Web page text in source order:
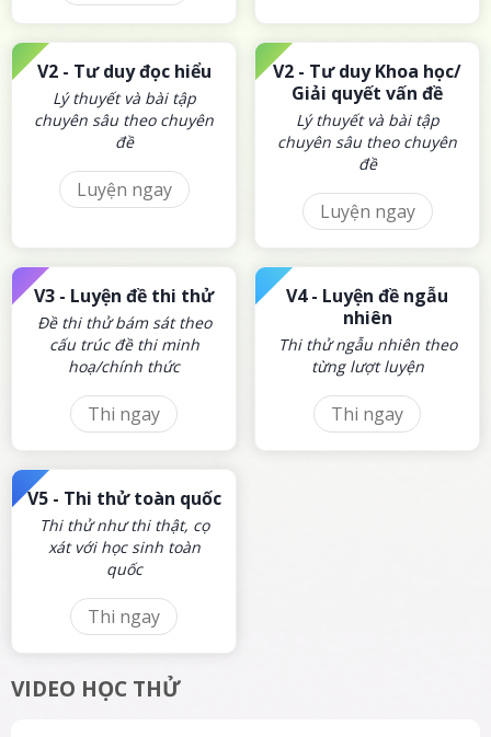
V2 - Tư duy đọc hiểu
Lý thuyết và bài tập
chuyên sâu theo chuyên
đề
Luyện ngay
V2 - Tư duy Khoa học/
Giải quyết vấn đề
Lý thuyết và bài tập
chuyên sâu theo chuyên
đề
Luyện ngay
V3 - Luyện đề thi thử
Đề thi thử bám sát theo
cấu trúc đề thi minh
hoạ/chính thức
Thi ngay
V4 - Luyện đề ngẫu
nhiên
Thi thử ngẫu nhiên theo
từng lượt luyện
Thi ngay
V5 - Thi thử toàn quốc
Thi thử như thi thật, cọ
xát với học sinh toàn
quốc
Thi ngay
VIDEO HỌC THỬ